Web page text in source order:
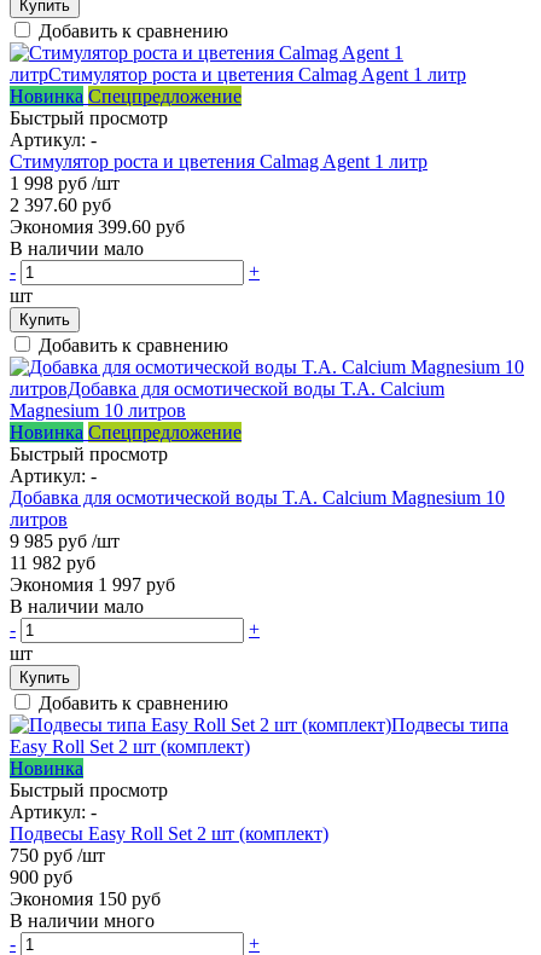
Купить
Добавить к сравнению
Новинка Спецпредложение
Быстрый просмотр
Артикул: -
Стимулятор роста и цветения Calmag Agent 1 литр
1 998 руб /шт
2 397.60 руб
Экономия 399.60 руб
В наличии мало
-
+
шт
Купить
Добавить к сравнению
Новинка Спецпредложение
Быстрый просмотр
Артикул: -
Добавка для осмотической воды T.A. Calcium Magnesium 10
литров
9 985 руб /шт
11 982 руб
Экономия 1 997 руб
В наличии мало
-
+
шт
Купить
Добавить к сравнению
Новинка
Быстрый просмотр
Артикул: -
Подвесы Easy Roll Set 2 шт (комплект)
750 руб /шт
900 руб
Экономия 150 руб
В наличии много
-
+